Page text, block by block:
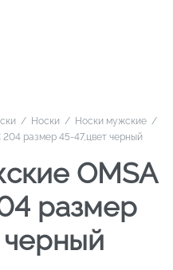
/ Носки / Носки мужские /
204 размер 45-47,цвет черный
OMSA
размер
черный